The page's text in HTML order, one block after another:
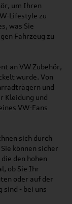
um Ihren
Lifestyle zu
was Sie
Fahrzeug zu
an VW Zubehör,
wurde. Von
und
Kleidung und
VW-Fans
sich durch
können sicher
den hohen
ob Sie Ihr
oder auf der
sind - bei uns